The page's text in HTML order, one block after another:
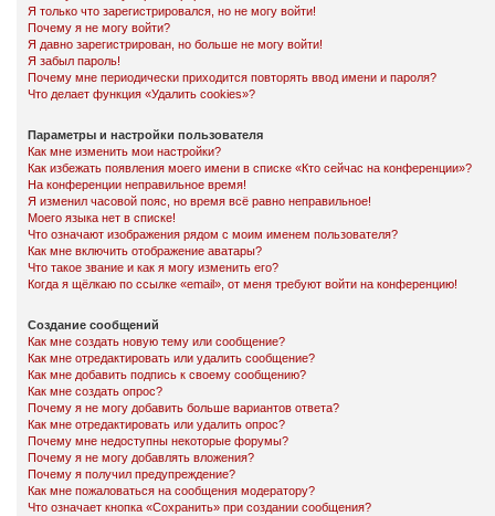
Я только что зарегистрировался, но не могу войти!
Почему я не могу войти?
Я давно зарегистрирован, но больше не могу войти!
Я забыл пароль!
Почему мне периодически приходится повторять ввод имени и пароля?
Что делает функция «Удалить cookies»?
Параметры и настройки пользователя
Как мне изменить мои настройки?
Как избежать появления моего имени в списке «Кто сейчас на конференции»?
На конференции неправильное время!
Я изменил часовой пояс, но время всё равно неправильное!
Моего языка нет в списке!
Что означают изображения рядом с моим именем пользователя?
Как мне включить отображение аватары?
Что такое звание и как я могу изменить его?
Когда я щёлкаю по ссылке «email», от меня требуют войти на конференцию!
Создание сообщений
Как мне создать новую тему или сообщение?
Как мне отредактировать или удалить сообщение?
Как мне добавить подпись к своему сообщению?
Как мне создать опрос?
Почему я не могу добавить больше вариантов ответа?
Как мне отредактировать или удалить опрос?
Почему мне недоступны некоторые форумы?
Почему я не могу добавлять вложения?
Почему я получил предупреждение?
Как мне пожаловаться на сообщения модератору?
Что означает кнопка «Сохранить» при создании сообщения?